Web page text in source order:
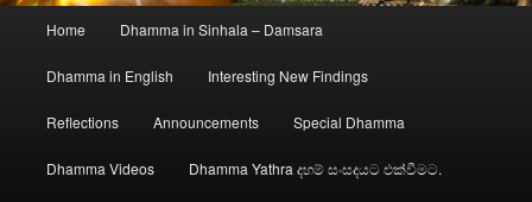
Home Dhamma in Sinhala – Damsara
Dhamma in English Interesting New Findings
Reflections Announcements Special Dhamma
Dhamma Videos Dhamma Yathra දහම් සංසදයට එක්වීමට.